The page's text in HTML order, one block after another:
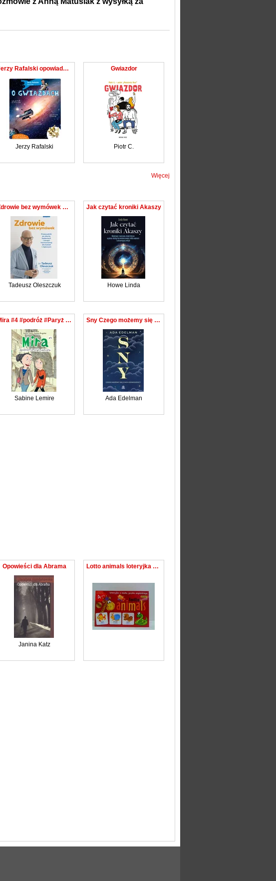
Jerzy Rafalski opowiada o gwiazdach
Jerzy Rafalski
Gwiazdor
Piotr C.
Więcej
Zdrowie bez wymówek Przewodnik po diecie, badaniach i terapii hormonalnej dla kobiet i mężczyzn
Tadeusz Oleszczuk
Jak czytać kroniki Akaszy
Howe Linda
Mira #4 #podróż #Paryż #strata
Sabine Lemire
Sny Czego możemy się z nich dowiedzieć?
Ada Edelman
Opowieści dla Abrama
Janina Katz
Lotto animals loteryjka z naukąjęzyka angielskiego